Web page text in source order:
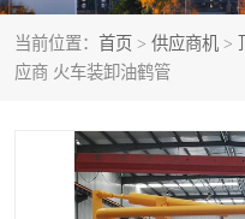
当前位置： 首页 > 供应商机 >
应商 火车装卸油鹤管
鹤管配件
撬装系统设备